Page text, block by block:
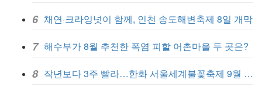
6 채연·크라잉넛이 함께, 인천 송도해변축제 8일 개막
7 해수부가 8월 추천한 폭염 피할 어촌마을 두 곳은?
8 작년보다 3주 빨라…한화 서울세계불꽃축제 9월 5일 개막